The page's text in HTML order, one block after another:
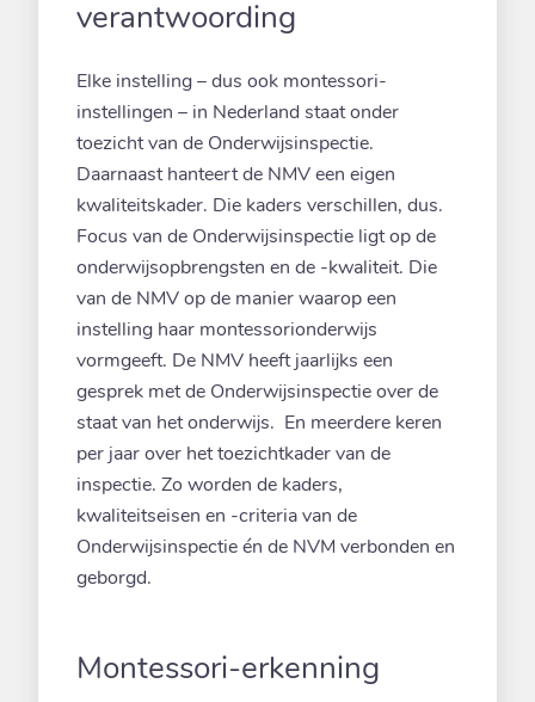
verantwoording
Elke instelling – dus ook montessori-
instellingen – in Nederland staat onder
toezicht van de Onderwijsinspectie.
Daarnaast hanteert de NMV een eigen
kwaliteitskader. Die kaders verschillen, dus.
Focus van de Onderwijsinspectie ligt op de
onderwijsopbrengsten en de -kwaliteit. Die
van de NMV op de manier waarop een
instelling haar montessorionderwijs
vormgeeft. De NMV heeft jaarlijks een
gesprek met de Onderwijsinspectie over de
staat van het onderwijs. En meerdere keren
per jaar over het toezichtkader van de
inspectie. Zo worden de kaders,
kwaliteitseisen en -criteria van de
Onderwijsinspectie én de NVM verbonden en
geborgd.
Montessori-erkenning